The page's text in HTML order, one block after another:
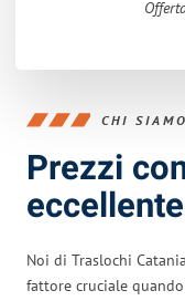
CHI SIAMO
Prezzi
Noi di Traslochi
fattore cruciale